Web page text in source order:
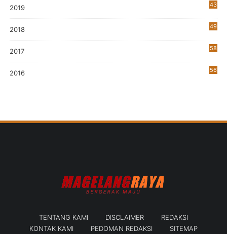
2019
43
2018 49
2017 58
2016 56
TENTANG KAMI DISCLAIMER
REDAKSI
KONTAK KAMI
PEDOMAN REDAKSI SITEMAP